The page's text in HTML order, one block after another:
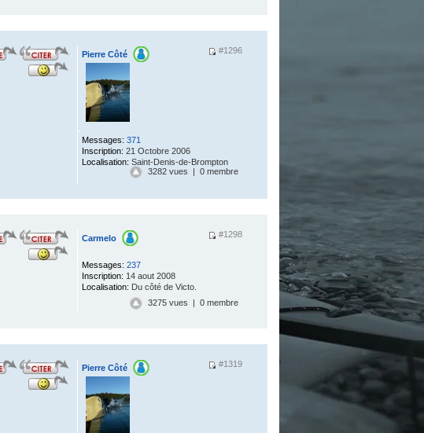
#1296
Pierre Côté
.
Messages: 371
Inscription: 21 Octobre 2006
Localisation: Saint-Denis-de-Brompton
3282 vues | 0 membre
#1298
Carmelo
Messages: 237
Inscription: 14 aout 2008
Localisation: Du côté de Victo.
3275 vues | 0 membre
#1319
Pierre Côté